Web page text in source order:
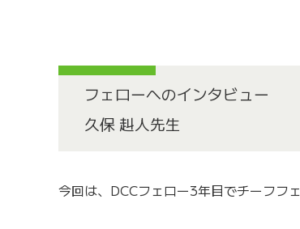
フェローへのインタビュー
久保 赳人先生
今回は、DCCフェロー3年目でチーフフ